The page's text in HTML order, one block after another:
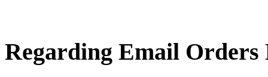
Regarding Email